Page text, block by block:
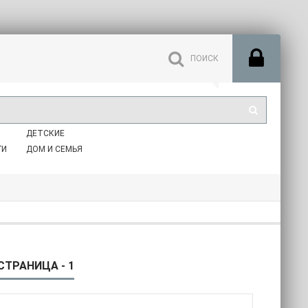
ДЕТСКИЕ
ДОМ И СЕМЬЯ
- 1